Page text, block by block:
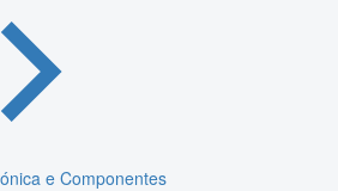
e Componentes